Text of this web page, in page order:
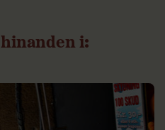
hinandeni: